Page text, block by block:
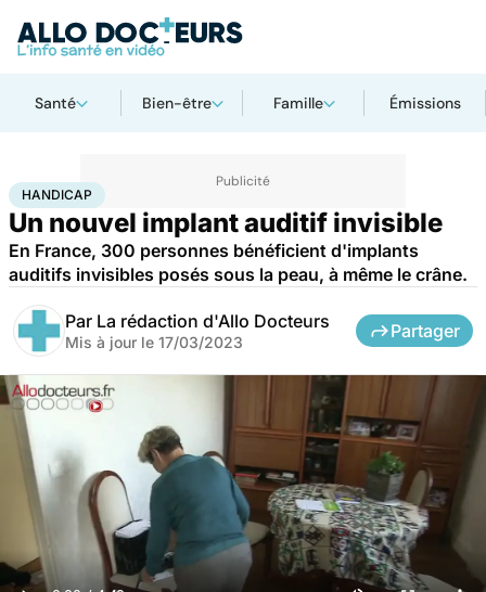
Santé Bien-être Famille Émissions
AccueilSanté Maladies
HANDICAP
Un nouvel implant auditif invisible
En France, 300 personnes bénéficient d'implants
auditifs invisibles posés sous la peau, à même le crâne.
Par La rédaction d'Allo Docteurs
Mis à jour le 17/03/2023
Partager